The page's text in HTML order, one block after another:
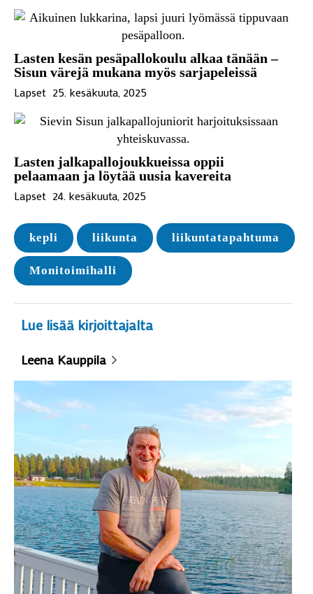
Lasten kesän pesäpallokoulu alkaa tänään –
Sisun värejä mukana myös sarjapeleissä
Lapset 25. kesäkuuta, 2025
Lasten jalkapallojoukkueissa oppii
pelaamaan ja löytää uusia kavereita
Lapset 24. kesäkuuta, 2025
kepli liikunta liikuntatapahtuma
Monitoimihalli
Lue lisää kirjoittajalta
Leena Kauppila